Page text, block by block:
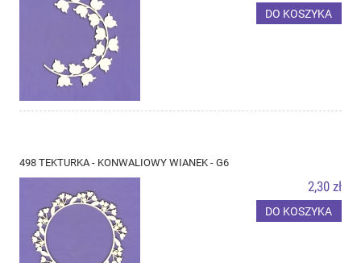
DO KOSZYKA
498 TEKTURKA - KONWALIOWY WIANEK - G6
2,30 zł
DO KOSZYKA